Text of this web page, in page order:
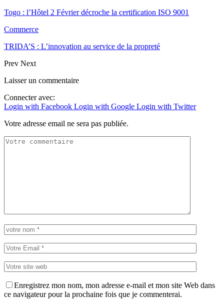
Togo : l’Hôtel 2 Février décroche la certification ISO 9001
Commerce
TRIDA’S : L’innovation au service de la propreté
Prev Next
Laisser un commentaire
Connecter avec:
Login with Facebook Login with Google Login with Twitter
Votre adresse email ne sera pas publiée.
Enregistrez mon nom, mon adresse e-mail et mon site Web dans
ce navigateur pour la prochaine fois que je commenterai.